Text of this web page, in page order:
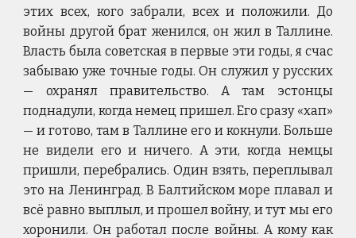
этих всех, кого забрали, всех и положили. До
войны другой брат женился, он жил в Таллине.
Власть была советская в первые эти годы, я счас
забываю уже точные годы. Он служил у русских
— охранял правительство. А там эстонцы
поднадули, когда немец пришел. Его сразу «хап»
— и готово, там в Таллине его и кокнули. Больше
не видели его и ничего. А эти, когда немцы
пришли, перебрались. Один взять, переплывал
это на Ленинград. В Балтийском море плавал и
всё равно выплыл, и прошел войну, и тут мы его
хоронили. Он работал после войны. А кому как